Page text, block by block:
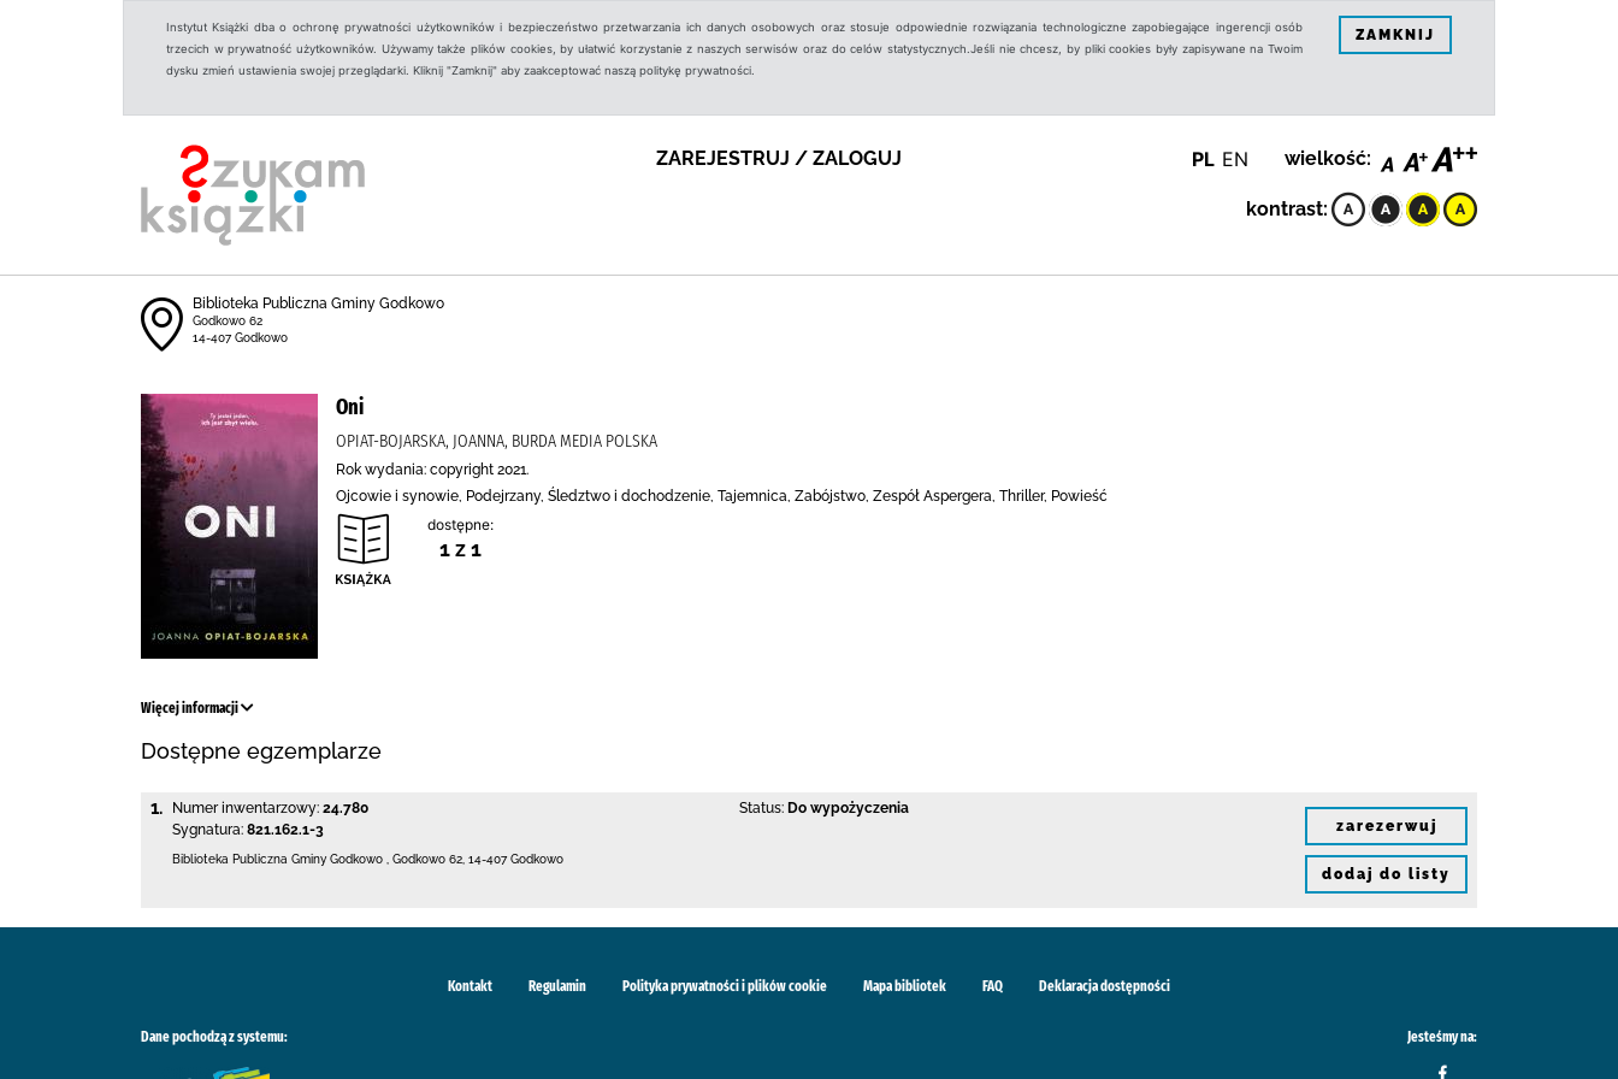
Instytut Książki dba o ochronę prywatności użytkowników i bezpieczeństwo przetwarzania ich danych osobowych oraz stosuje odpowiednie rozwiązania technologiczne zapobiegające ingerencji osób
trzecich w prywatność użytkowników. Używamy także plików cookies, by ułatwić korzystanie z naszych serwisów oraz do celów statystycznych.Jeśli nie chcesz, by pliki cookies były zapisywane na Twoim
dysku zmień ustawienia swojej przeglądarki. Kliknij "Zamknij" aby zaakceptować naszą politykę prywatności.
ZAMKNIJ
ZAREJESTRUJ / ZALOGUJ PL EN wielkość:
kontrast:
Biblioteka Publiczna Gminy Godkowo
Godkowo 62
14-407 Godkowo
Oni
OPIAT-BOJARSKA, JOANNA, BURDA MEDIA POLSKA
Rok wydania: copyright 2021.
Ojcowie i synowie, Podejrzany, Śledztwo i dochodzenie, Tajemnica, Zabójstwo, Zespół Aspergera, Thriller, Powieść
dostępne:
1 z 1
Więcej informacji
Dostępne egzemplarze
1. Numer inwentarzowy: 24.780
Sygnatura: 821.162.1-3
Status: Do wypożyczenia
Biblioteka Publiczna Gminy Godkowo Godkowo 62 14-407 Godkowo
zarezerwuj
dodaj do listy
Kontakt Regulamin Polityka prywatności i plików cookie Mapa bibliotek FAQ Deklaracja dostępności
Dane pochodzą z systemu: Jesteśmy na: